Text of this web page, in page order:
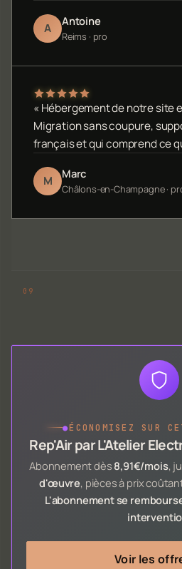
A Antoine
Reims · pro
« Hébergement de notre site
Migration sans coupure,
français et qui comprend ce
M Marc
Châlons-en-Champagne ·
●ÉCONOMISEZ SUR
Rep'Air par L'Atelier
Abonnement dès 8,91€/mois,
d'œuvre, pièces à prix
L'abonnement se
Voir les